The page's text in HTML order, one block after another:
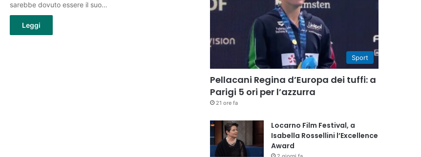
sarebbe dovuto essere il suo…
Leggi
Sport
Pellacani Regina d’Europa dei tuffi: a
Parigi 5 ori per l’azzurra
21 ore fa
Locarno Film Festival, a
Isabella Rossellini l’Excellence
Award